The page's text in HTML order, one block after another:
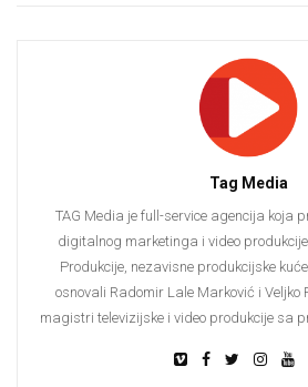
Tag Media
TAG Media je full-service agencija koja
digitalnog marketinga i video
Produkcije, nezavisne produkcijske
osnovali Radomir Lale Marković i Veljko
magistri televizijske i video produkcije sa